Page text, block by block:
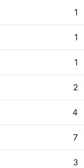
1
1
1
2
4
7
3